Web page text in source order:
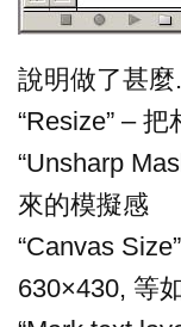
說明做了甚麼.
“Resize” –
“Unsharp
來的模擬感
“Canvas
630×430, 等